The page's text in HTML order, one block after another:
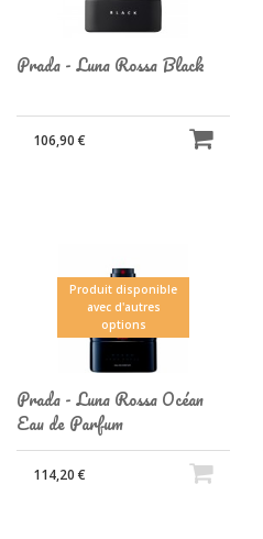
Prada - Luna Rossa Black
106,90 €
Produit disponible
avec d'autres
options
Prada - Luna Rossa Océan
Eau de Parfum
114,20 €